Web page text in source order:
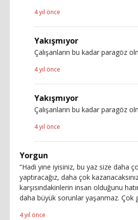
4 yıl önce
Yakışmıyor
Çalışanların bu kadar paragöz
4 yıl önce
Yakışmıyor
Çalışanların bu kadar paragöz
4 yıl önce
Yorgun
“Hadi yine iyisiniz, bu yaz size daha
yaptıracağız, daha çok
karşısındakinlerin insan olduğunu
daha büyük sorunlar yaşanmaz. Çok
4 yıl önce